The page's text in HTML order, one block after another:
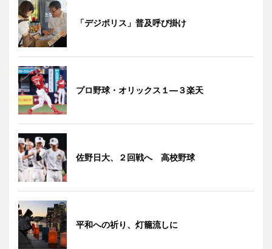
「デジポリス」普及呼び掛け
プロ野球・オリックス１―３楽天
佐野日大、２回戦へ 高校野球
平和への祈り、灯籠流しに